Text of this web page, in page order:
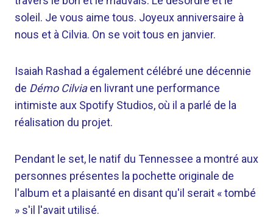
soleil. Je vous aime tous. Joyeux anniversaire à
nous et à Cilvia. On se voit tous en janvier.
Isaiah Rashad a également célébré une décennie
de Démo Cilviaen livrant une performance
intimiste aux Spotify Studios, où il a parlé de la
réalisation du projet.
Pendant le set, le natif du Tennessee a montré aux
personnes présentes la pochette originale de
l'album et a plaisanté en disant qu'il serait « tombé
» s'il l'avait utilisé.